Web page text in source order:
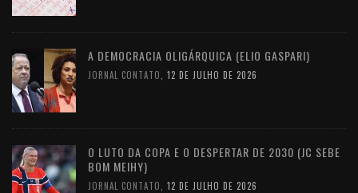
A DEMOCRACIA OLIGÁRQUICA (ELIO GASPARI)
JORNAL CONTATO 12 DE JULHO DE 2026
O LUTO DA COPA E O DESPERTAR DE 2030 (JC SEBE
BOM MEIHY)
JORNAL CONTATO 12 DE JULHO DE 2026